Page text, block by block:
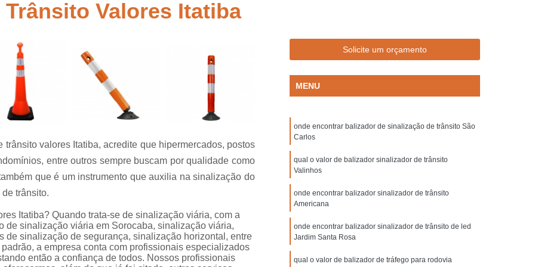
Empresa de Sinalização de Rodovias
Empresa de Sinalização Vertical
Empresa de Sinalização Viária
Empresa Sinalização
Lombada com Faixa de Pedestre
Lombada de Borracha para Condomínio
Lombada de Rua
Lombada Elevada
Lombada para Garagem
Lombada Quebra Mola
Lombada Trânsito
Pintura de Sinalização
Pintura de Sinalização Viária
Pintura Sinalização
Pintura Sinalização de Segurança
Pintura Sinalização de Trânsito
Pintura Sinalização Horizontal
Pintura Sinalização Tipo Horizontal
Pintura Sinalização Viária
Placa de Sinalização de Segurança
Placas de Sinalização de Segurança Bombeiros
Valores Itatiba
valores Itatiba, acredite que hipermercados, postos
entre outros sempre buscam por qualidade como
que é um instrumento que auxilia na sinalização do
trânsito.
Itatiba? Quando trata-se de sinalização viária, com a
de sinalização viária em Sorocaba, sinalização viária,
sinalização de segurança, sinalização horizontal, entre
a empresa conta com profissionais especializados
então a confiança de todos. Nossos profissionais
Solicite um orçamento
MENU
onde encontrar balizador de sinalização de trânsito São
Carlos
qual o valor de balizador sinalizador de trânsito
Valinhos
onde encontrar balizador sinalizador de trânsito
Americana
onde encontrar balizador sinalizador de trânsito de led
Jardim Santa Rosa
qual o valor de balizador de tráfego para rodovia